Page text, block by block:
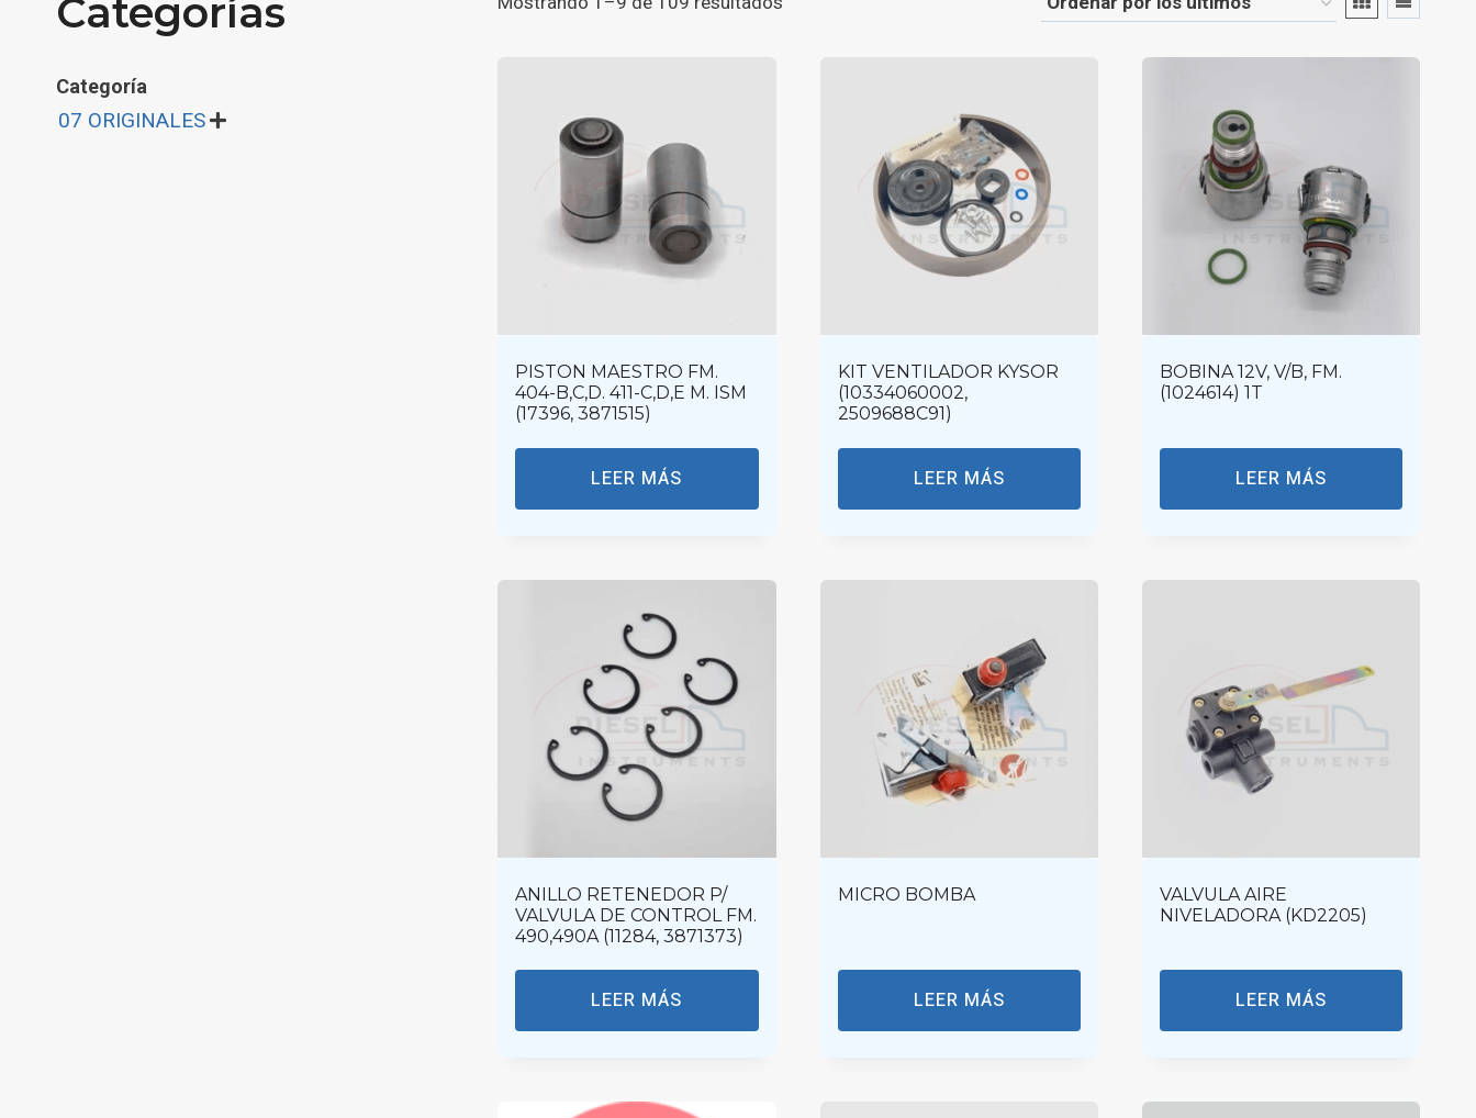
PISTON MAESTRO FM.
404-B,C,D. 411-C,D,E M. ISM
(17396, 3871515)
LEER MÁS
KIT VENTILADOR KYSOR
(10334060002,
2509688C91)
LEER MÁS
BOBINA 12V, V/B, FM.
(1024614) 1T
LEER MÁS
ANILLO RETENEDOR P/
VALVULA DE CONTROL FM.
490,490A (11284, 3871373)
LEER MÁS
MICRO BOMBA
LEER MÁS
VALVULA AIRE
NIVELADORA (KD2205)
LEER MÁS
Categorías
Categoría
07 ORIGINALES 